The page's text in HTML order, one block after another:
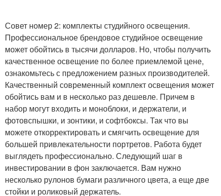
Совет номер 2: комплекты студийного освещения.
Профессиональное брендовое студийное освещение
может обойтись в тысячи долларов. Но, чтобы получить
качественное освещение по более приемлемой цене,
ознакомьтесь с предложением разных производителей.
Качественный современный комплект освещения может
обойтись вам и в несколько раз дешевле. Причем в
набор могут входить и моноблоки, и держатели, и
фотовспышки, и зонтики, и софтбоксы. Так что вы
можете откорректировать и смягчить освещение для
большей привлекательности портретов. Работа будет
выглядеть профессионально. Следующий шаг в
инвестировании в фон заключается. Вам нужно
несколько рулонов бумаги различного цвета, а еще две
стойки и роликовый держатель.